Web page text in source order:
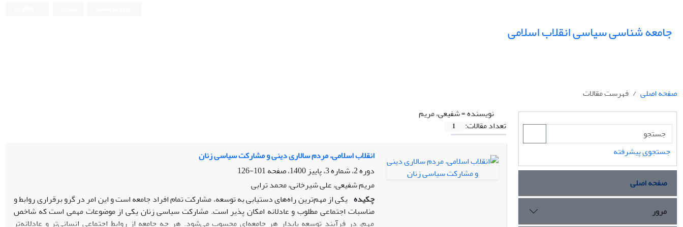
جامعه شناسی سیاسی انقلاب اسلامی
صفحه اصلی
فهرست مقالات
نویسنده =شفیعی، مریم
تعداد مقالات:
1
انقلاب اسلامی، مردم سالاری دینی و مشارکت سیاسی زنان
دوره 2، شماره 3، پاییز 1400، صفحه
101-126
مریم شفیعی، علی شیرخانی، محمد ترابی
چکیده یکی از مهم‌ترین راه‌های دستیابی به توسعه، مشارکت تمام افراد جامعه است و این امر در گرو برقراری روابط و
مناسبات اجتماعی مطلوب و عادلانه امکان پذیر است. مشارکت سیاسی زنان یکی از موضوعات مهمی است که شاخص
مهم، در فرآیند توسعه پایدار هر جامعه‌ای محسوب می‌شود. هر چه جامعه از روابط اجتماعی انسانی‌تر و عادلانه‌تر
جستجوی پیشرفته
صفحه اصلی
مرور